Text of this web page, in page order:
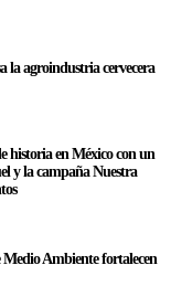
agroindustria cervecera
historia en México con un
y la campaña Nuestra
Ambiente fortalecen